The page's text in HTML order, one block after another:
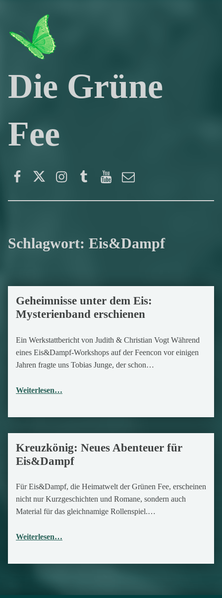
Die Grüne
Fee
Schlagwort: Eis&Dampf
Geheimnisse unter dem Eis:
Mysterienband erschienen
Ein Werkstattbericht von Judith & Christian Vogt Während
eines Eis&Dampf-Workshops auf der Feencon vor einigen
Jahren fragte uns Tobias Junge, der schon…
Weiterlesen…
15. September 2018
Kreuzkönig: Neues Abenteuer für
Eis&Dampf
Für Eis&Dampf, die Heimatwelt der Grünen Fee, erscheinen
nicht nur Kurzgeschichten und Romane, sondern auch
Material für das gleichnamige Rollenspiel.…
Weiterlesen…
30. Dezember 2017